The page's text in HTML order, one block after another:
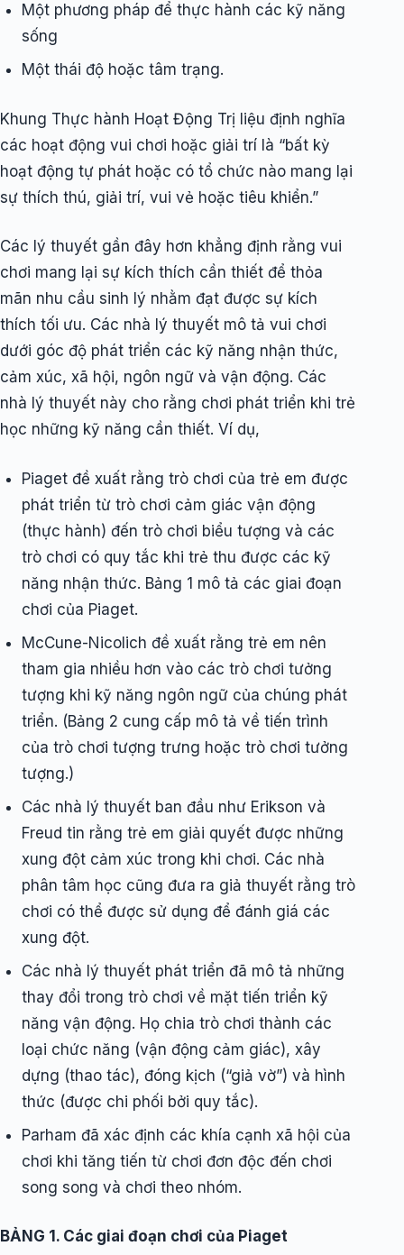
Một phương pháp để thực hành các kỹ năng
sống
Một thái độ hoặc tâm trạng.
Khung Thực hành Hoạt Động Trị liệu định nghĩa
các hoạt động vui chơi hoặc giải trí là “bất kỳ
hoạt động tự phát hoặc có tổ chức nào mang lại
sự thích thú, giải trí, vui vẻ hoặc tiêu khiển.”
Các lý thuyết gần đây hơn khẳng định rằng vui
chơi mang lại sự kích thích cần thiết để thỏa
mãn nhu cầu sinh lý nhằm đạt được sự kích
thích tối ưu. Các nhà lý thuyết mô tả vui chơi
dưới góc độ phát triển các kỹ năng nhận thức,
cảm xúc, xã hội, ngôn ngữ và vận động. Các
nhà lý thuyết này cho rằng chơi phát triển khi trẻ
học những kỹ năng cần thiết. Ví dụ,
Piaget đề xuất rằng trò chơi của trẻ em được
phát triển từ trò chơi cảm giác vận động
(thực hành) đến trò chơi biểu tượng và các
trò chơi có quy tắc khi trẻ thu được các kỹ
năng nhận thức. Bảng 1 mô tả các giai đoạn
chơi của Piaget.
McCune-Nicolich đề xuất rằng trẻ em nên
tham gia nhiều hơn vào các trò chơi tưởng
tượng khi kỹ năng ngôn ngữ của chúng phát
triển. (Bảng 2 cung cấp mô tả về tiến trình
của trò chơi tượng trưng hoặc trò chơi tưởng
tượng.)
Các nhà lý thuyết ban đầu như Erikson và
Freud tin rằng trẻ em giải quyết được những
xung đột cảm xúc trong khi chơi. Các nhà
phân tâm học cũng đưa ra giả thuyết rằng trò
chơi có thể được sử dụng để đánh giá các
xung đột.
Các nhà lý thuyết phát triển đã mô tả những
thay đổi trong trò chơi về mặt tiến triển kỹ
năng vận động. Họ chia trò chơi thành các
loại chức năng (vận động cảm giác), xây
dựng (thao tác), đóng kịch (“giả vờ”) và hình
thức (được chi phối bởi quy tắc).
Parham đã xác định các khía cạnh xã hội của
chơi khi tăng tiến từ chơi đơn độc đến chơi
song song và chơi theo nhóm.
BẢNG 1. Các giai đoạn chơi của Piaget